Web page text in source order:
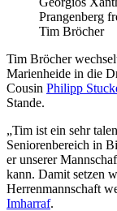
Prangenberg
Tim Bröcher
Tim Bröcher
Marienheide in die
Cousin Philipp
Stande.
„Tim ist ein sehr
Seniorenbereich in
er unserer
kann. Damit setzen
Herrenmannschaft
Imharraf.